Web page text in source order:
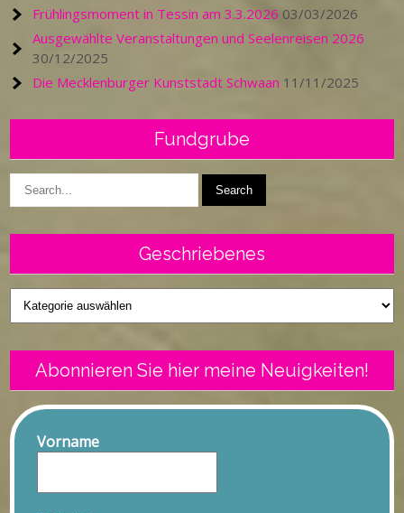
Frühlingsmoment in Tessin am 3.3.2026 03/03/2026
Ausgewählte Veranstaltungen und Seelenreisen 2026
30/12/2025
Die Mecklenburger Kunststadt Schwaan 11/11/2025
Fundgrube
Geschriebenes
Geschriebenes
Abonnieren Sie hier meine Neuigkeiten!
Vorname